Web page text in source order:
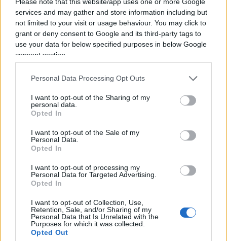
services and may gather and store information including but
not limited to your visit or usage behaviour. You may click to
grant or deny consent to Google and its third-party tags to
use your data for below specified purposes in below Google
consent section.
Personal Data Processing Opt Outs
I want to opt-out of the Sharing of my
personal data.
Opted In
I want to opt-out of the Sale of my
Personal Data.
Opted In
I want to opt-out of processing my
Personal Data for Targeted Advertising.
Opted In
I want to opt-out of Collection, Use,
Retention, Sale, and/or Sharing of my
Personal Data that Is Unrelated with the
Purposes for which it was collected.
Opted Out
Inchiesta Covid, quali sono le vere colpe di
Conte e Speranza
Tutto ruota attorno alla mancata chiusura della
Val Seriana. I magistrati bergamaschi hanno
cercato di capire se il ritardo nel realizzare la zona
accelerato la diffusione del virus e, di fatto,
provocato a incrementare esponenzialmente il
numero delle vittime nella Bergamasca. Gli
indagati sono 19 nel complesso, tra cui appunto
Attilio Fontana,Giulio Gallerae ad una grossa
fetta dei dirigenti di viale Lungotevere Ripa 1
Franco Locatelli